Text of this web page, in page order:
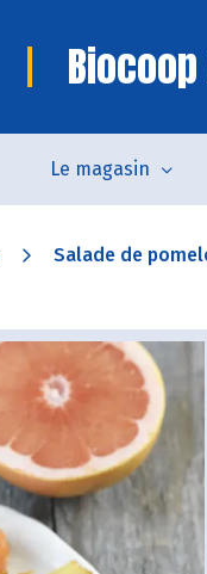
Le magasin
Salade de